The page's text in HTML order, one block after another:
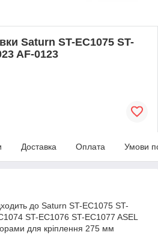
Saturn ST-EC1075 ST-
AF-0123
Доставка Оплата Умови
до Saturn ST-EC1075 ST-
ST-EC1076 ST-EC1077 ASEL
для кріплення 275 мм